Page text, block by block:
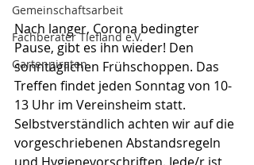
Gemeinschaftsarbeit
Fachberater Tiefland e.V.
Gartenpiraten
Nach langer, Corona bedingter
Pause, gibt es ihn wieder! Den
sonntäglichen Frühschoppen. Das
Treffen findet jeden Sonntag von 10-
13 Uhr im Vereinsheim statt.
Selbstverständlich achten wir auf die
vorgeschriebenen Abstandsregeln